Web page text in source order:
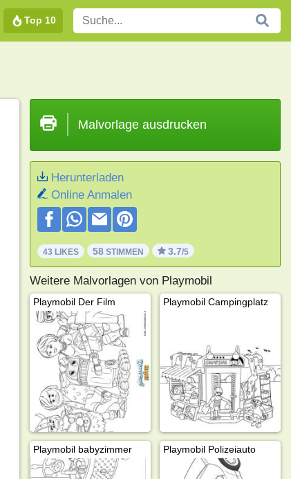
Top 10
Malvorlage ausdrucken
Herunterladen
Online Anmalen
43 LIKES 58STIMMEN 3.7/5
Weitere Malvorlagen von Playmobil
Playmobil Der Film Playmobil Campingplatz
Playmobil babyzimmer Playmobil Polizeiauto